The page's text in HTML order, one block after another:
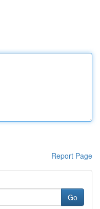
Report Page
Go